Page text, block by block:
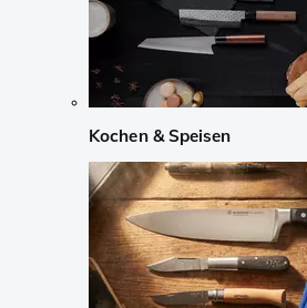
Kochen & Speisen